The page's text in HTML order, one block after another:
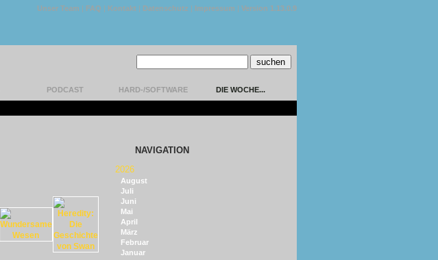
Unser Team | FAQ | Kontakt | Datenschutz | Impressum | Version 1.13.0.9
PODCAST HARD-/SOFTWARE DIE WOCHE...
NAVIGATION
2026
August
Juli
Juni
Mai
April
März
Februar
Januar